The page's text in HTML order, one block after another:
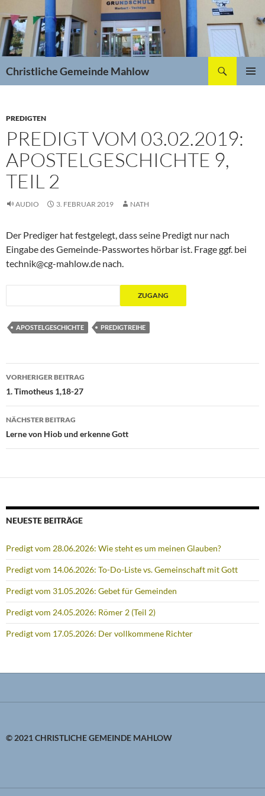
Inhalt
springen
Christliche Gemeinde Mahlow
PREDIGTEN
PREDIGT VOM 03.02.2019:
APOSTELGESCHICHTE 9,
TEIL 2
AUDIO 3. FEBRUAR 2019 NATH
Der Prediger hat festgelegt, dass seine Predigt nur nach
Eingabe des Gemeinde-Passwortes hörbar ist. Frage ggf. bei
technik@cg-mahlow.de nach.
APOSTELGESCHICHTE PREDIGTREIHE
Beitragsnavigation
VORHERIGER BEITRAG
1. Timotheus 1,18-27
NÄCHSTER BEITRAG
Lerne von Hiob und erkenne Gott
NEUESTE BEITRÄGE
Predigt vom 28.06.2026: Wie steht es um meinen Glauben?
Predigt vom 14.06.2026: To-Do-Liste vs. Gemeinschaft mit Gott
Predigt vom 31.05.2026: Gebet für Gemeinden
Predigt vom 24.05.2026: Römer 2 (Teil 2)
Predigt vom 17.05.2026: Der vollkommene Richter
© 2021 CHRISTLICHE GEMEINDE MAHLOW